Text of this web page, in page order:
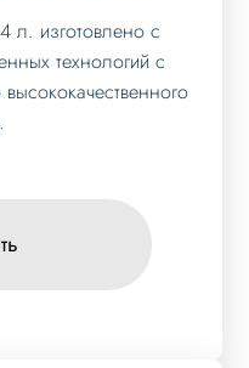
л. изготовлено с
технологий с